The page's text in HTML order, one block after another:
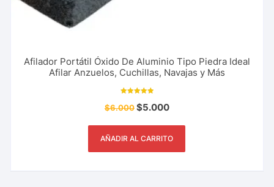
Afilador Portátil Óxido De Aluminio Tipo Piedra Ideal
Afilar Anzuelos, Cuchillas, Navajas y Más
5.00
de 5
$6.000$5.000
AÑADIR AL CARRITO